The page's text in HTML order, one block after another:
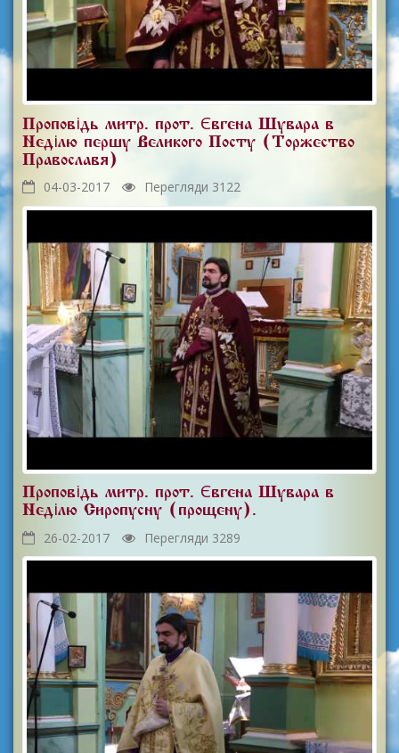
Проповідь митр. прот. Євгена Шувара в
Неділю першу Великого Посту (Торжество
Православя)
04-03-2017 Перегляди 3122
Проповідь митр. прот. Євгена Шувара в
Неділю Сиропусну (прощену).
26-02-2017 Перегляди 3289